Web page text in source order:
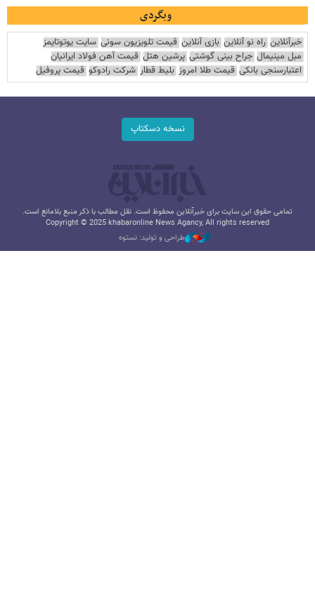
وبگردی
خبرآنلاین راه نو آنلاین بازی آنلاین قیمت تلویزیون سونی سایت یوتوتایمز
مبل مینیمال جراح بینی گوشتی پرشین هتل قیمت آهن فولاد ایرانیان
اعتبارسنجی بانکی قیمت طلا امروز بلیط قطار شرکت رادوکو قیمت پروفیل
نسخه دسکتاپ
تمامی حقوق این سایت برای خبرآنلاین محفوظ است. نقل مطالب با ذکر منبع بلامانع است.
Copyright © 2025 khabaronline News Agancy, All rights reserved
طراحی و تولید: نستوه